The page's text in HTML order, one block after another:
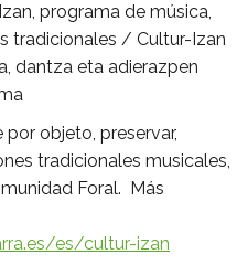
programa de música,
tradicionales / Cultur-Izan
dantza eta adierazpen
objeto, preservar,
tradicionales musicales,
Foral. Más
es/cultur-izan